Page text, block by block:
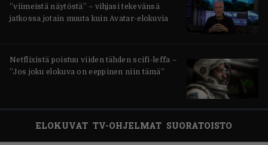
”viimeistä näytöstä” – vihjasi tekevänsä
jatkossa jotain muuta kuin Avatar-elokuvia
Netflixistä poistuu viiden tähden scifi-leffa –
”Jos joku elokuva on eeppinen niin tämä”
ELOKUVAT TV-OHJELMAT SUORATOISTO